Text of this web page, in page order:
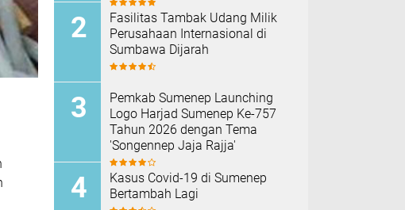
Fasilitas Tambak Udang Milik
Perusahaan Internasional di
Sumbawa Dijarah
Pemkab Sumenep Launching
Logo Harjad Sumenep Ke-757
Tahun 2026 dengan Tema
'Songennep Jaja Rajja'
Kasus Covid-19 di Sumenep
Bertambah Lagi